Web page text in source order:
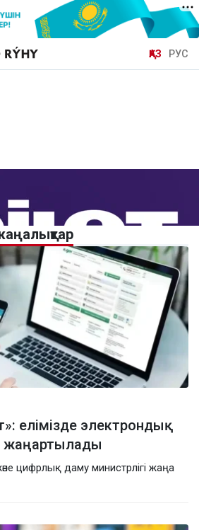
ҚАЗ РУС
елімізде электрондық
жаңартылады
цифрлық даму министрлігі жаңа